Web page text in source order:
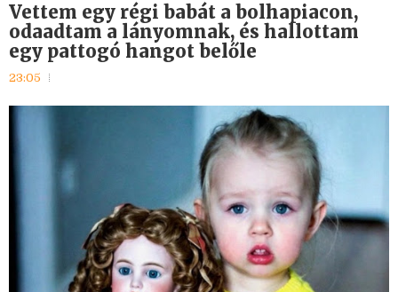
Vettem egy régi babát a bolhapiacon,
odaadtam a lányomnak, és hallottam
egy pattogó hangot belőle
23:05